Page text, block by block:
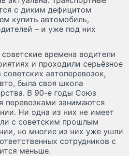
с диким дефицитом
купить автомобиль,
– и уже под них
времена водители
и проходили серьёзное
автоперевозок,
была своя школа
В 90-е годы Союз
перевозками занимаются
Ни одна из них не имеет
с советским прошлым
но многие из них уже ушли
сотрудников с
меньше.